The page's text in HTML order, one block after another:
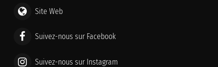
Site Web
Suivez-nous sur Facebook
Suivez-nous sur Instagram